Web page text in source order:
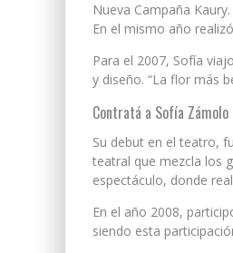
Nueva Campaña Kaury.
En el mismo año
Para el 2007, Sofía
y diseño. “La flor más
Contratá a Sofía
Su debut en el teatro,
teatral que mezcla los
espectáculo, donde
En el año 2008,
siendo esta